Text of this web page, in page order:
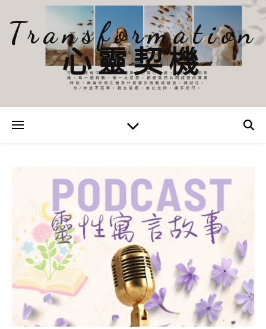
Transformation
心靈契機